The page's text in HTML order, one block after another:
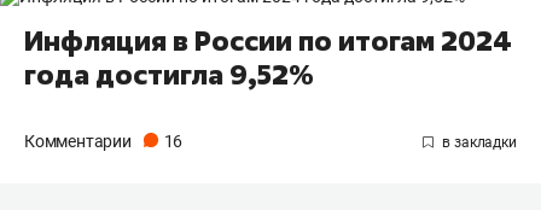
Инфляция в России по итогам 2024
года достигла 9,52%
Комментарии 16